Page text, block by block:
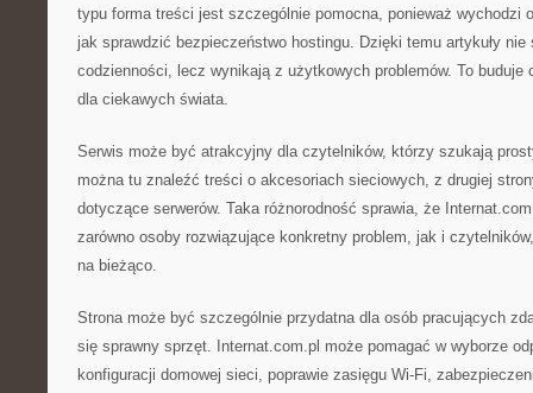
typu forma treści jest szczególnie pomocna, ponieważ wychodzi
jak sprawdzić bezpieczeństwo hostingu. Dzięki temu artykuły nie
codzienności, lecz wynikają z użytkowych problemów. To buduje
dla ciekawych świata.
Serwis może być atrakcyjny dla czytelników, którzy szukają
można tu znaleźć treści o akcesoriach sieciowych, z drugiej
dotyczące serwerów. Taka różnorodność sprawia, że
zarówno osoby rozwiązujące konkretny problem, jak i
na bieżąco.
Strona może być szczególnie przydatna dla osób pracujących
się sprawny sprzęt. Internat.com.pl może pomagać w wyborze
konfiguracji domowej sieci, poprawie zasięgu Wi-Fi,